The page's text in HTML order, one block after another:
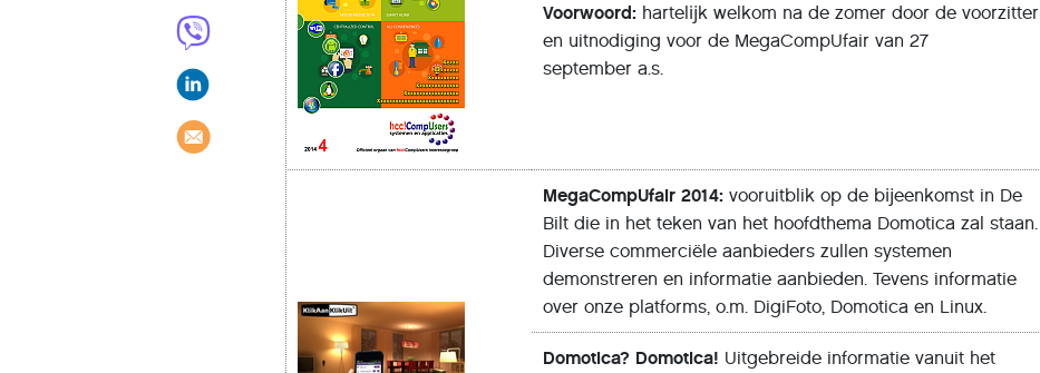
Voorwoord: hartelĳk welkom na de zomer door de voorzitter
en uitnodiging voor de MegaCompUfair van 27
september a.s.
MegaCompUfair 2014:vooruitblik op de bĳeenkomst in De
Bilt die in het teken van het hoofdthema Domotica zal staan.
Diverse commerciële aanbieders zullen systemen
demonstreren en informatie aanbieden. Tevens informatie
over onze platforms, o.m. DigiFoto, Domotica en Linux.
Domotica? Domotica! Uitgebreide informatie vanuit het